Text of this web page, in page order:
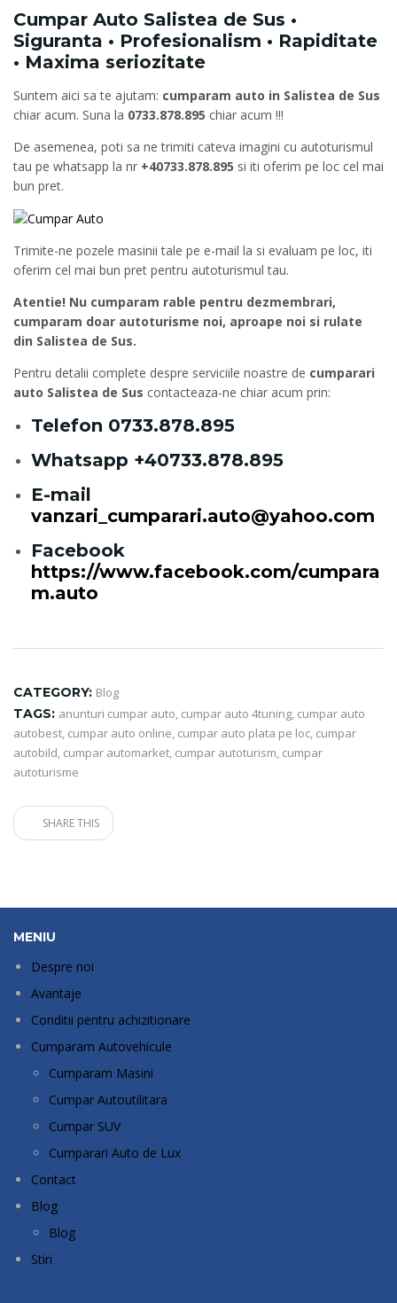
Cumpar Auto Salistea de Sus •
Siguranta • Profesionalism • Rapiditate
• Maxima seriozitate
Suntem aici sa te ajutam: cumparam auto in Salistea de Sus
chiar acum. Suna la 0733.878.895 chiar acum !!!
De asemenea, poti sa ne trimiti cateva imagini cu autoturismul
tau pe whatsapp la nr +40733.878.895 si iti oferim pe loc cel mai
bun pret.
Trimite-ne pozele masinii tale pe e-mail la si evaluam pe loc, iti
oferim cel mai bun pret pentru autoturismul tau.
Atentie! Nu cumparam rable pentru dezmembrari,
cumparam doar autoturisme noi, aproape noi si rulate
din Salistea de Sus.
Pentru detalii complete despre serviciile noastre de cumparari
auto Salistea de Sus contacteaza-ne chiar acum prin:
Telefon 0733.878.895
Whatsapp +40733.878.895
E-mail
vanzari_cumparari.auto@yahoo.com
Facebook
https://www.facebook.com/cumpara
m.auto
CATEGORY: Blog
TAGS: anunturi cumpar auto, cumpar auto 4tuning, cumpar auto
autobest, cumpar auto online, cumpar auto plata pe loc, cumpar
autobild, cumpar automarket, cumpar autoturism, cumpar
autoturisme
SHARE THIS
MENIU
Despre noi
Avantaje
Conditii pentru achizitionare
Cumparam Autovehicule
Cumparam Masini
Cumpar Autoutilitara
Cumpar SUV
Cumparari Auto de Lux
Contact
Blog
Blog
Stiri